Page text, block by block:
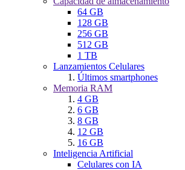
64 GB
128 GB
256 GB
512 GB
1 TB
Lanzamientos Celulares
Últimos smartphones
Memoria RAM
4 GB
6 GB
8 GB
12 GB
16 GB
Inteligencia Artificial
Celulares con IA